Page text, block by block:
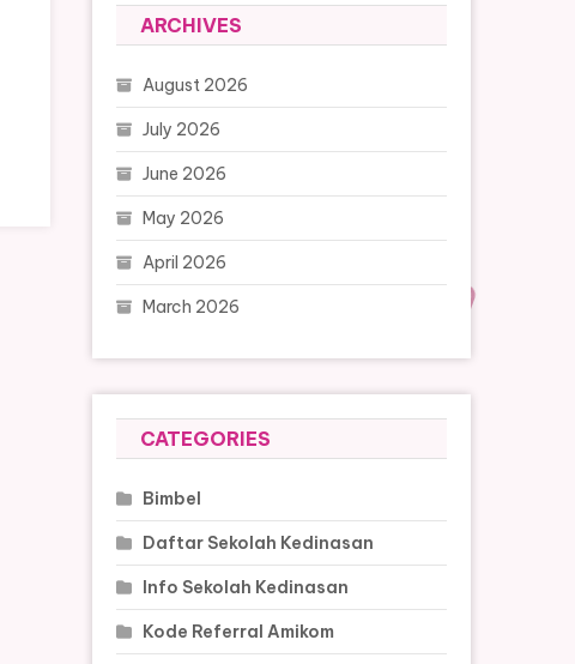
ARCHIVES
August 2026
July 2026
June 2026
May 2026
April 2026
March 2026
CATEGORIES
Bimbel
Daftar Sekolah Kedinasan
Info Sekolah Kedinasan
Kode Referral Amikom